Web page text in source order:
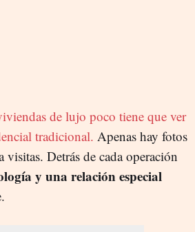
de lujo poco tiene que ver
tradicional. Apenas hay fotos
visitas. Detrás de cada operación
y una relación especial